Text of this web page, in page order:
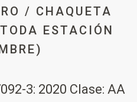
/ CHAQUETA
ESTACIÓN
3: 2020 Clase: AA